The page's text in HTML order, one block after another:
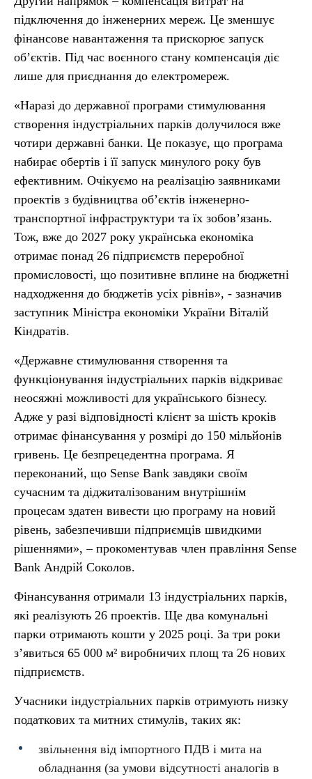
підключення до інженерних мереж. Це зменшує
фінансове навантаження та прискорює запуск
об’єктів. Під час воєнного стану компенсація діє
лише для приєднання до електромереж.
«Наразі до державної програми стимулювання
створення індустріальних парків долучилося вже
чотири державні банки. Це показує, що програма
набирає обертів і її запуск минулого року був
ефективним. Очікуємо на реалізацію заявниками
проектів з будівництва обʼєктів інженерно-
транспортної інфраструктури та їх зобов’язань.
Тож, вже до 2027 року українська економіка
отримає понад 26 підприємств переробної
промисловості, що позитивне вплине на бюджетні
надходження до бюджетів усіх рівнів», - зазначив
заступник Міністра економіки України Віталій
Кіндратів.
«Державне стимулювання створення та
функціонування індустріальних парків відкриває
неосяжні можливості для українського бізнесу.
Адже у разі відповідності клієнт за шість кроків
отримає фінансування у розмірі до 150 мільйонів
гривень. Це безпрецедентна програма. Я
переконаний, що Sense Bank завдяки своїм
сучасним та діджиталізованим внутрішнім
процесам здатен вивести цю програму на новий
рівень, забезпечивши підприємців швидкими
рішеннями», – прокоментував член правління Sense
Bank Андрій Соколов.
Фінансування отримали 13 індустріальних парків,
які реалізують 26 проектів. Ще два комунальні
парки отримають кошти у 2025 році. За три роки
з’явиться 65 000 м² виробничих площ та 26 нових
підприємств.
Учасники індустріальних парків отримують низку
податкових та митних стимулів, таких як:
звільнення від імпортного ПДВ і мита на
обладнання (за умови відсутності аналогів в